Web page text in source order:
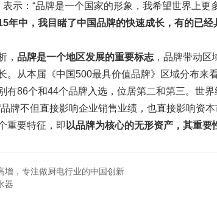
表示：“品牌是一个国家的形象，我希望世界上
年中，我目睹了中国品牌的快速成长，有的已经
， 品牌是一个地区发展的重要标志，品牌带动区
。从本届《中国500最具价值品牌》区域分布来
有86个和44个品牌入选，位居第二和第三。世
牌不但直接影响企业销售业绩，也直接影响资本
重要特征，即 以品牌为核心的无形资产，其重要
增，专注做厨电行业的中国创新
器